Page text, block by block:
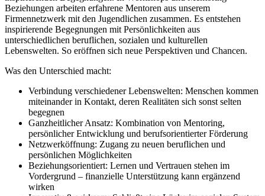
Beziehungen arbeiten erfahrene Mentoren aus unserem
Firmennetzwerk mit den Jugendlichen zusammen. Es entstehen
inspirierende Begegnungen mit Persönlichkeiten aus
unterschiedlichen beruflichen, sozialen und kulturellen
Lebenswelten. So eröffnen sich neue Perspektiven und Chancen.
Was den Unterschied macht:
Verbindung verschiedener Lebenswelten: Menschen kommen
miteinander in Kontakt, deren Realitäten sich sonst selten
begegnen
Ganzheitlicher Ansatz: Kombination von Mentoring,
persönlicher Entwicklung und berufsorientierter Förderung
Netzwerköffnung: Zugang zu neuen beruflichen und
persönlichen Möglichkeiten
Beziehungsorientiert: Lernen und Vertrauen stehen im
Vordergrund – finanzielle Unterstützung kann ergänzend
wirken